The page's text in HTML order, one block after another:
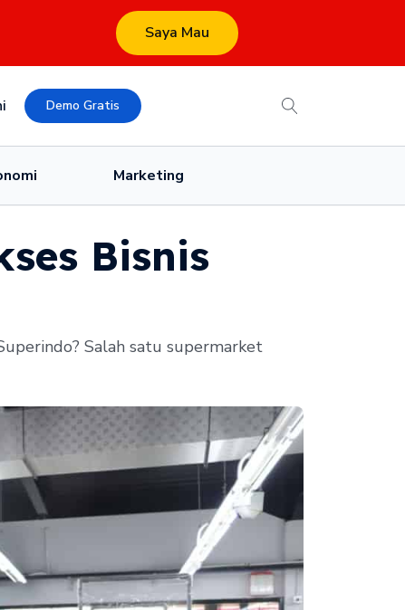
Saya Mau
Demo Gratis
Marketing
Bisnis
Salah satu supermarket